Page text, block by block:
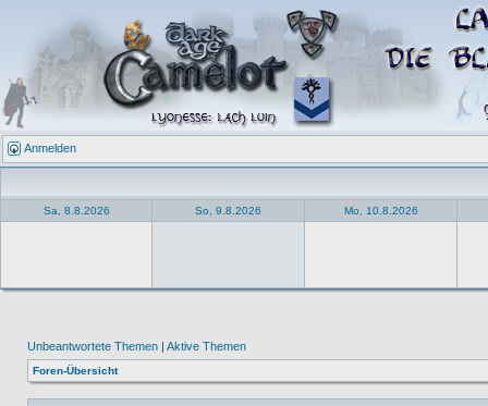
Anmelden
Sa, 8.8.2026 So, 9.8.2026 Mo, 10.8.2026
Unbeantwortete Themen | Aktive Themen
Foren-Übersicht